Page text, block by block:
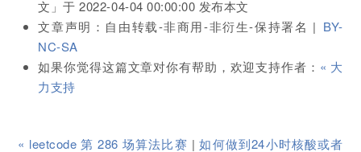
文」于2022-04-04 00:00:00 发布本文
文章声明：自由转载-非商用-非衍生-保持署名 | BY-
NC-SA
如果你觉得这篇文章对你有帮助，欢迎支持作者： « 大
力支持
« leetcode 第 286 场算法比赛 |如何做到24小时核酸或者